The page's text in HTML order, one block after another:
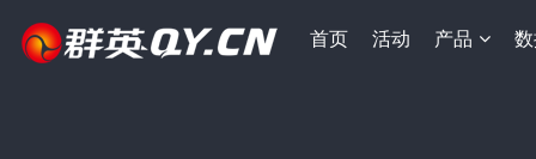
首页 活动 产品